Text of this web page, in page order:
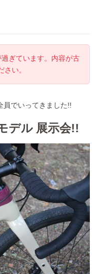
ぎています。内容が古
い。
員でいってきました!!
デル 展示会!!